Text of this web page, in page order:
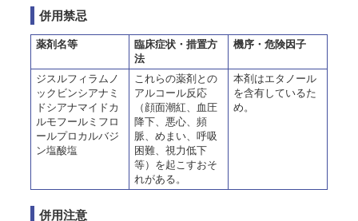
併用禁忌
薬剤名等
臨床症状・措置方
法
機序・危険因子
ジスルフィラムノ
ックビンシアナミ
ドシアナマイドカ
ルモフールミフロ
ールプロカルバジ
ン塩酸塩
これらの薬剤との
アルコール反応
（顔面潮紅、血圧
降下、悪心、頻
脈、めまい、呼吸
困難、視力低下
等）を起こすおそ
れがある。
本剤はエタノール
を含有しているた
め。
併用注意